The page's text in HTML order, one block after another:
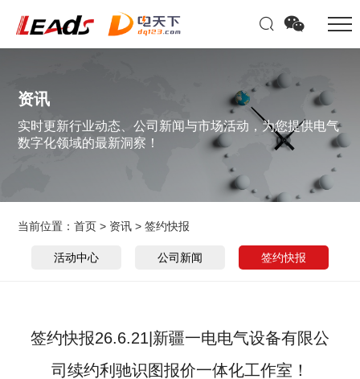
资讯
实时更新行业动态、公司新闻与市场活动，为您提供电气
数字化领域的最新洞察！
当前位置：首页 > 资讯 >签约快报
活动中心 公司新闻 签约快报
签约快报26.6.21|新疆一电电气设备有限公
司续约利驰识图报价一体化工作室！